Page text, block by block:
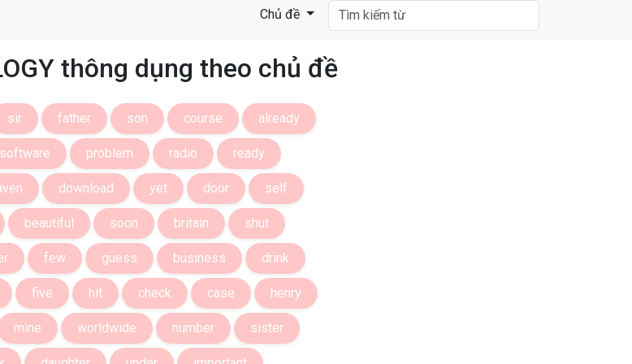
Chủ đề
thông dụng theo chủ đề
sir father son course already
software problem radio ready
download yet door self
beautiful soon britain shut
few guess business drink
five hit check case henry
mine worldwide number sister